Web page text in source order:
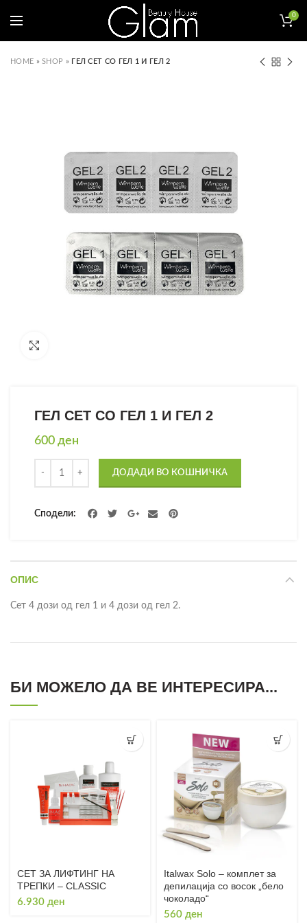
0
HOME »SHOP » ГЕЛ СЕТ СО ГЕЛ 1 И ГЕЛ 2
ГЕЛ СЕТ СО ГЕЛ 1 И ГЕЛ 2
600 ден
ДОДАДИ ВО КОШНИЧКА
Сподели
ОПИС
Сет 4 дози од гел 1 и 4 дози од гел 2.
БИ МОЖЕЛО ДА ВЕ ИНТЕРЕСИРА...
СЕТ ЗА ЛИФТИНГ НА
ТРЕПКИ – CLASSIC
6.930 ден
Italwax Solo – комплет за
депилација со восок „бело
чоколадо“
560 ден